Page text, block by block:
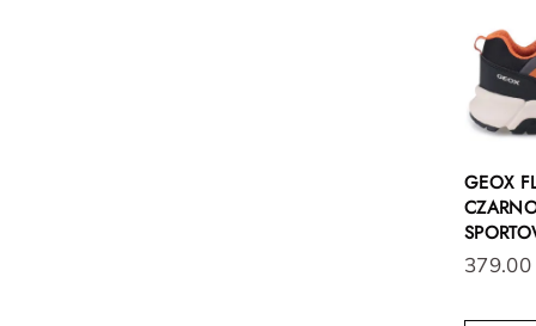
GEOX
379.00